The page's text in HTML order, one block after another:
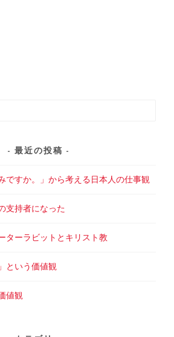
最近の投稿
ですか。」から考える日本人の仕事観
支持者になった
ターラビットとキリスト教
という価値観
値観